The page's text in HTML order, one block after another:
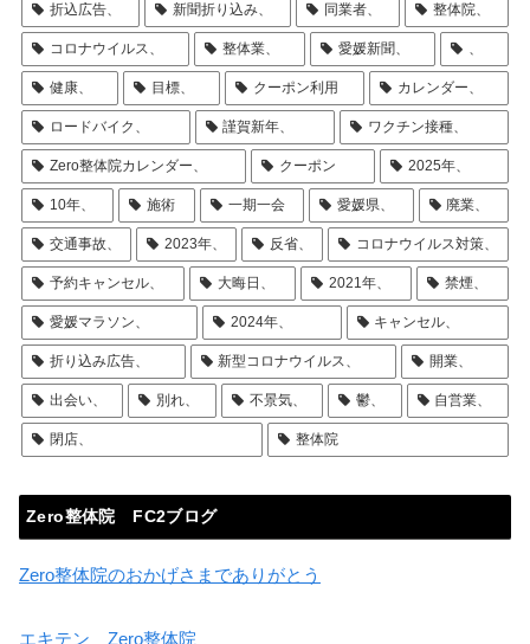
折込広告、 新聞折り込み、 同業者、 整体院、
コロナウイルス、 整体業、 愛媛新聞、 、
健康、 目標、 クーポン利用 カレンダー、
ロードバイク、 謹賀新年、 ワクチン接種、
Zero整体院カレンダー、 クーポン 2025年、
10年、 施術 一期一会 愛媛県、 廃業、
交通事故、 2023年、 反省、 コロナウイルス対策、
予約キャンセル、 大晦日、 2021年、 禁煙、
愛媛マラソン、 2024年、 キャンセル、
折り込み広告、 新型コロナウイルス、 開業、
出会い、 別れ、 不景気、 鬱、 自営業、
閉店、 整体院
Zero整体院 FC2ブログ
Zero整体院のおかげさまでありがとう
エキテン Zero整体院